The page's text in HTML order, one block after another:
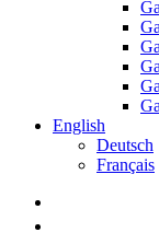
English
Deutsch
Français